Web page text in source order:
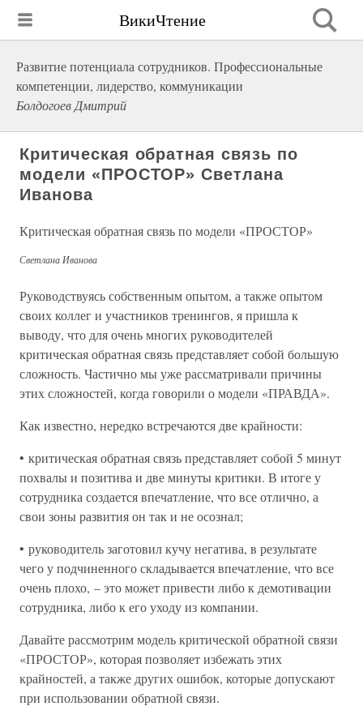
ВикиЧтение
Развитие потенциала сотрудников. Профессиональные
компетенции, лидерство, коммуникации
Болдогоев Дмитрий
Критическая обратная связь по
модели «ПРОСТОР» Светлана
Иванова
Критическая обратная связь по модели «ПРОСТОР»
Светлана Иванова
Руководствуясь собственным опытом, а также опытом
своих коллег и участников тренингов, я пришла к
выводу, что для очень многих руководителей
критическая обратная связь представляет собой большую
сложность. Частично мы уже рассматривали причины
этих сложностей, когда говорили о модели «ПРАВДА».
Как известно, нередко встречаются две крайности:
• критическая обратная связь представляет собой 5 минут
похвалы и позитива и две минуты критики. В итоге у
сотрудника создается впечатление, что все отлично, а
свои зоны развития он так и не осознал;
• руководитель заготовил кучу негатива, в результате
чего у подчиненного складывается впечатление, что все
очень плохо, – это может привести либо к демотивации
сотрудника, либо к его уходу из компании.
Давайте рассмотрим модель критической обратной связи
«ПРОСТОР», которая позволяет избежать этих
крайностей, а также других ошибок, которые допускают
при использовании обратной связи.